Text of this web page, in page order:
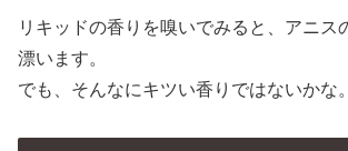
リキッドの香りを嗅いでみると、アニス
漂います。
でも、そんなにキツい香りではないかな。